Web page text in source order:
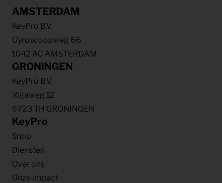
AMSTERDAM
KeyPro B.V.
Gyroscoopweg 66
1042 AC AMSTERDAM
GRONINGEN
KeyPro B.V.
Rigaweg 12
9723 TH GRONINGEN
KeyPro
Shop
Diensten
Over ons
Onze impact